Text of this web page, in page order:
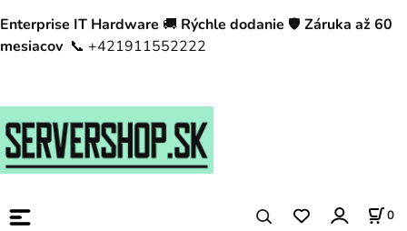
Enterprise IT Hardware 🚚 Rýchle dodanie 🛡️ Záruka až 60
mesiacov 📞 +421911552222
0